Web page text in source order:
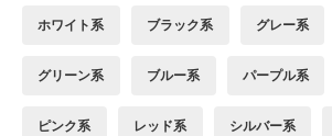
ホワイト系 ブラック系 グレー系
グリーン系 ブルー系 パープル系
ピンク系 レッド系 シルバー系